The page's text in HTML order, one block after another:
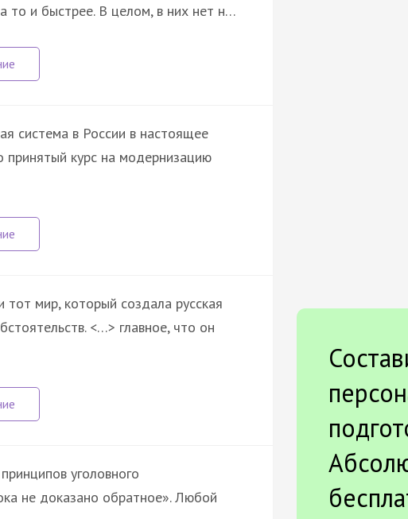
то и быстрее. В целом, в них нет н…
система в России в настоящее
принятый курс на модернизацию
тот мир, который создала русская
<…> главное, что он
уголовного
не доказано обратное». Любой